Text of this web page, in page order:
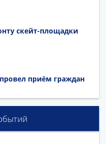
скейт-площадки
приём граждан